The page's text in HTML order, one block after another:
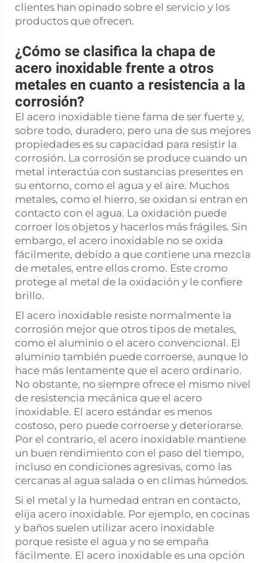
clientes han opinado sobre el servicio y los
productos que ofrecen.
¿Cómo se clasifica la chapa de
acero inoxidable frente a otros
metales en cuanto a resistencia a la
corrosión?
El acero inoxidable tiene fama de ser fuerte y,
sobre todo, duradero, pero una de sus mejores
propiedades es su capacidad para resistir la
corrosión. La corrosión se produce cuando un
metal interactúa con sustancias presentes en
su entorno, como el agua y el aire. Muchos
metales, como el hierro, se oxidan si entran en
contacto con el agua. La oxidación puede
corroer los objetos y hacerlos más frágiles. Sin
embargo, el acero inoxidable no se oxida
fácilmente, debido a que contiene una mezcla
de metales, entre ellos cromo. Este cromo
protege al metal de la oxidación y le confiere
brillo.
El acero inoxidable resiste normalmente la
corrosión mejor que otros tipos de metales,
como el aluminio o el acero convencional. El
aluminio también puede corroerse, aunque lo
hace más lentamente que el acero ordinario.
No obstante, no siempre ofrece el mismo nivel
de resistencia mecánica que el acero
inoxidable. El acero estándar es menos
costoso, pero puede corroerse y deteriorarse.
Por el contrario, el acero inoxidable mantiene
un buen rendimiento con el paso del tiempo,
incluso en condiciones agresivas, como las
cercanas al agua salada o en climas húmedos.
Si el metal y la humedad entran en contacto,
elija acero inoxidable. Por ejemplo, en cocinas
y baños suelen utilizar acero inoxidable
porque resiste el agua y no se empaña
fácilmente. El acero inoxidable es una opción